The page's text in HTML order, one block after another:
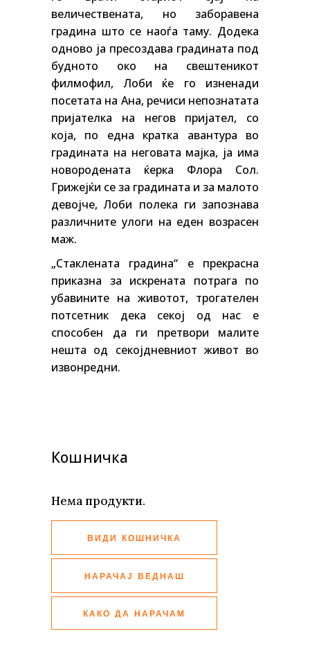
величествената, но заборавена
градина што се наоѓа таму. Додека
одново ја пресоздава градината под
будното око на свештеникот
филмофил, Лоби ќе го изненади
посетата на Ана, речиси непознатата
пријателка на негов пријател, со
која, по една кратка авантура во
градината на неговата мајка, ја има
новородената ќерка Флора Сол.
Грижејќи се за градината и за малото
девојче, Лоби полека ги запознава
различните улоги на еден возрасен
маж.
„Стаклената градина“ е прекрасна
приказна за искрената потрага по
убавините на животот, трогателен
потсетник дека секој од нас е
способен да ги претвори малите
нешта од секојдневниот живот во
извонредни.
Кошничка
Нема продукти.
ВИДИ КОШНИЧКА
НАРАЧАЈ ВЕДНАШ
КАКО ДА НАРАЧАМ